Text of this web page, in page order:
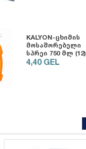
KALYON-ცხიმის
მოსაშორებელი
სპრეი 750 მლ (12)
4,40 GEL
GEL